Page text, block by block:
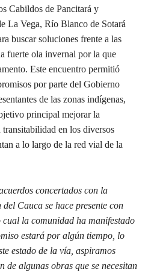
Cabildos de Pancitará y
La Vega, Río Blanco de Sotará
buscar soluciones frente a las
fuerte ola invernal por la que
Este encuentro permitió
por parte del Gobierno
de las zonas indígenas,
principal mejorar la
en los diversos
a lo largo de la red vial de la
concertados con la
Cauca se hace presente con
la comunidad ha manifestado
estará por algún tiempo, lo
estado de la vía, aspiramos
de algunas obras que se necesitan